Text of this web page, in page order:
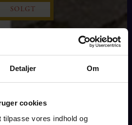
Detaljer Om
cookies
vores indhold og
SOLGT
Ø